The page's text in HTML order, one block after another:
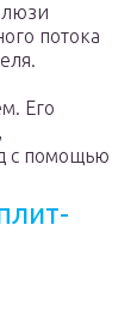
потока
Его
с помощью